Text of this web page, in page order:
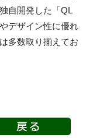
ーカー
プ
自開発した「QL
やデザイン性に優れ
多数取り揃えてお